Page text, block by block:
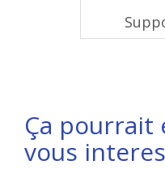
Ça pourrait
vous